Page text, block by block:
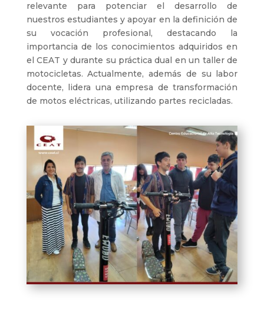
relevante para potenciar el desarrollo de
nuestros estudiantes y apoyar en la definición de
su vocación profesional, destacando la
importancia de los conocimientos adquiridos en
el CEAT y durante su práctica dual en un taller de
motocicletas. Actualmente, además de su labor
docente, lidera una empresa de transformación
de motos eléctricas, utilizando partes recicladas.